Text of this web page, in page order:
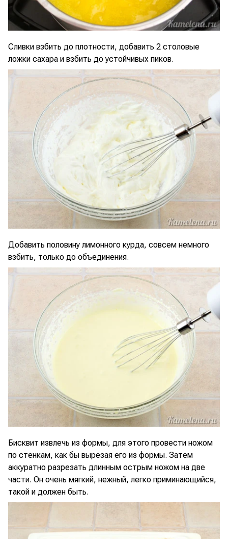
Сливки взбить до плотности, добавить 2 столовые
ложки сахара и взбить до устойчивых пиков.
Добавить половину лимонного курда, совсем немного
взбить, только до объединения.
Бисквит извлечь из формы, для этого провести ножом
по стенкам, как бы вырезая его из формы. Затем
аккуратно разрезать длинным острым ножом на две
части. Он очень мягкий, нежный, легко приминающийся,
такой и должен быть.